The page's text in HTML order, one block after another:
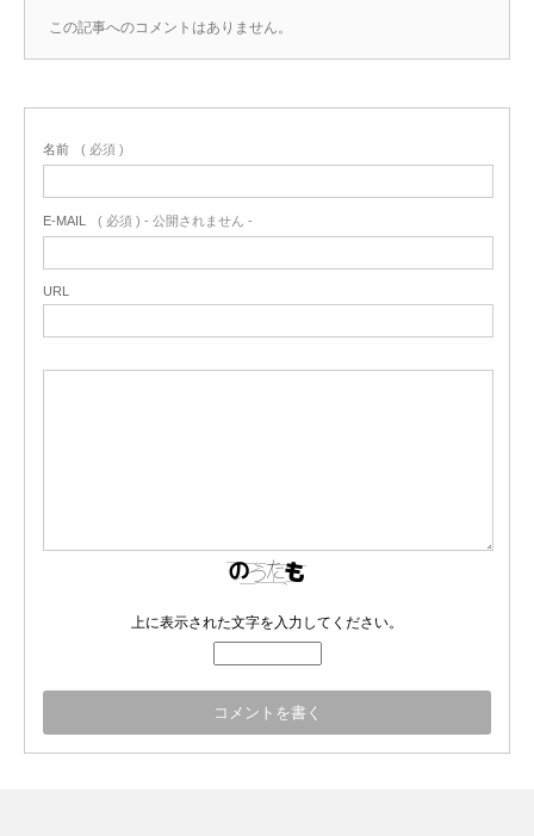
この記事へのコメントはありません。
名前 ( 必須 )
E-MAIL ( 必須 ) - 公開されません -
URL
上に表示された文字を入力してください。